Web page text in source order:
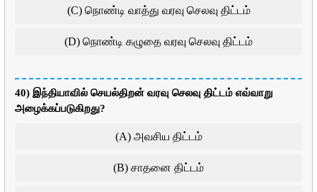
(C) நொண்டி வாத்து வரவு செலவு திட்டம்
(D) நொண்டி கழுதை வரவு செலவு திட்டம்
40) இந்தியாவில் செயல்திறன் வரவு செலவு திட்டம் எவ்வாறு
அழைக்கப்படுகிறது?
(A) அவசிய திட்டம்
(B) சாதனை திட்டம்